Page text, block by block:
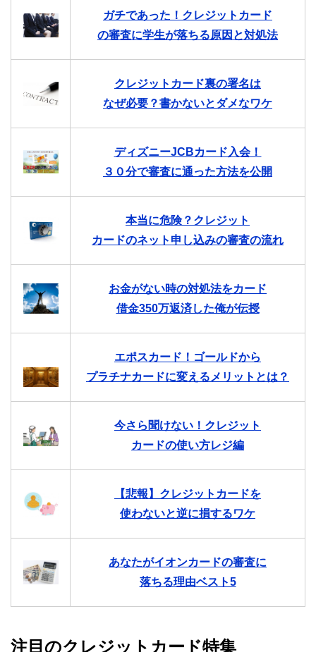
ガチであった！クレジットカード
の審査に学生が落ちる原因と対処法
クレジットカード裏の署名は
なぜ必要？書かないとダメなワケ
ディズニーJCBカード入会！
３０分で審査に通った方法を公開
本当に危険？クレジット
カードのネット申し込みの審査の流れ
お金がない時の対処法をカード
借金350万返済した俺が伝授
エポスカード！ゴールドから
プラチナカードに変えるメリットとは？
今さら聞けない！クレジット
カードの使い方レジ編
【悲報】クレジットカードを
使わないと逆に損するワケ
あなたがイオンカードの審査に
落ちる理由ベスト5
注目のクレジットカード特集